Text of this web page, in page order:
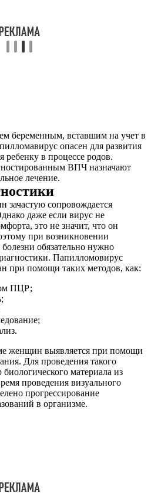
беременным, вставшим на учет в
опасен для развития
ребенку в процессе родов.
ВПЧ назначают
лечение.
сопровождается
даже если вирус не
это не значит, что он
при возникновении
обязательно нужно
Папилломовирус
при помощи таких методов, как:
ПЦР;
женщин выявляется при помощи
Для проведения такого
биологического материала из
проведения визуального
прогрессирование
в организме.